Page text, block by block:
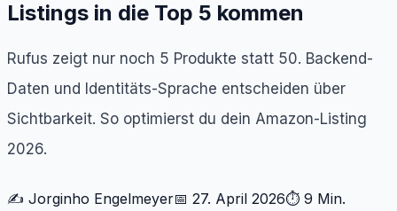
Listings in die Top 5 kommen
Rufus zeigt nur noch 5 Produkte statt 50. Backend-
Daten und Identitäts-Sprache entscheiden über
Sichtbarkeit. So optimierst du dein Amazon-Listing
2026.
✍️ Jorginho Engelmeyer📅 27. April 2026⏱ 9 Min.